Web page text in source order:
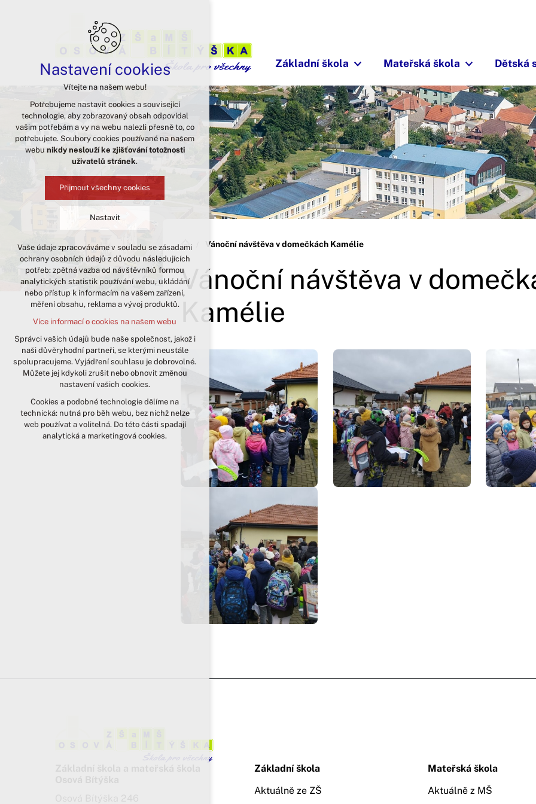
Základní škola Mateřská škola Dětská
Vánoční návštěva v domečkách Kamélie
Vánoční návštěva v
Kamélie
Základní škola
Aktuálně ze ZŠ
Mateřská škola
Aktuálně z MŠ
Nastavení cookies
Vítejte na našem webu!
Potřebujeme nastavit cookies a související
technologie, aby zobrazovaný obsah odpovídal
vašim potřebám a vy na webu nalezli přesně to, co
potřebujete. Soubory cookies používané na našem
webu nikdy neslouží ke zjišťování totožnosti
uživatelů stránek.
Přijmout všechny cookies
Nastavit
Technická cookies
nutná pro provozování webu
udržení kontextu stránek (session):
případná přihlášení, volby jazyka, apod.
analytická pro anonymizované
vyhodnocení návštěvnosti
marketingová cookies (Google)
Více informací o cookies na našem webu
Přijmout všechny cookies
Odmítnout vše
Vaše údaje zpracováváme v souladu se zásadami
ochrany osobních údajů z důvodu následujících
potřeb: zpětná vazba od návštěvníků formou
analytických statistik používání webu, ukládání
nebo přístup k informacím na vašem zařízení,
měření obsahu, reklama a vývoj produktů.
Více informací o cookies na našem webu
Správci vašich údajů bude naše společnost, jakož i
naši důvěryhodní partneři, se kterými neustále
spolupracujeme. Vyjádření souhlasu je dobrovolné.
Můžete jej kdykoli zrušit nebo obnovit změnou
nastavení vašich cookies.
Cookies a podobné technologie dělíme na
technická: nutná pro běh webu, bez nichž nelze
web používat a volitelná. Do této části spadají
analytická a marketingová cookies.